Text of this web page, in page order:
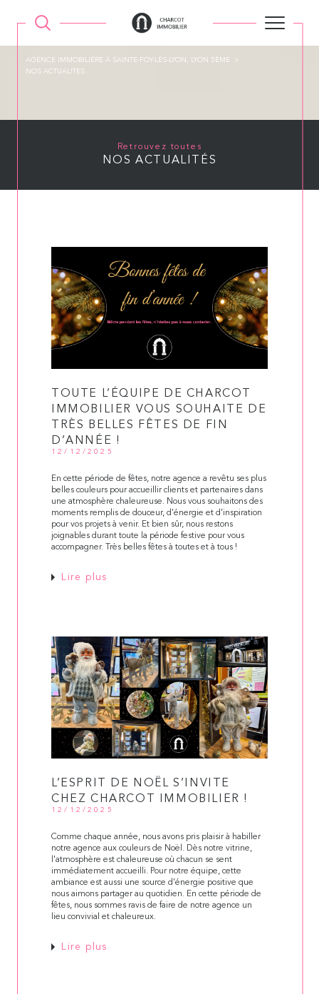
AGENCE IMMOBILIÉRE À SAINTE-FOY-LÉS-LYON, LYON 5ÉME
NOS ACTUALITES
Retrouvez toutes
NOS ACTUALITÉS
TOUTE L’ÉQUIPE DE CHARCOT
IMMOBILIER VOUS SOUHAITE DE
TRÈS BELLES FÊTES DE FIN
D’ANNÉE !
12/12/2025
En cette période de fêtes, notre agence a revêtu ses plus
belles couleurs pour accueillir clients et partenaires dans
une atmosphère chaleureuse. Nous vous souhaitons des
moments remplis de douceur, d’énergie et d’inspiration
pour vos projets à venir. Et bien sûr, nous restons
joignables durant toute la période festive pour vous
accompagner. Très belles fêtes à toutes et à tous !
Lire plus
L’ESPRIT DE NOËL S’INVITE
CHEZ CHARCOT IMMOBILIER !
12/12/2025
Comme chaque année, nous avons pris plaisir à habiller
notre agence aux couleurs de Noël. Dès notre vitrine,
l'atmosphère est chaleureuse où chacun se sent
immédiatement accueilli. Pour notre équipe, cette
ambiance est aussi une source d’énergie positive que
nous aimons partager au quotidien. En cette période de
fêtes, nous sommes ravis de faire de notre agence un
lieu convivial et chaleureux.
Lire plus